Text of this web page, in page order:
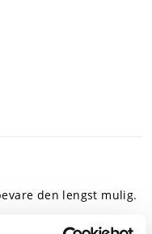
begynner å bli
og kniven blir god
den lengst mulig.